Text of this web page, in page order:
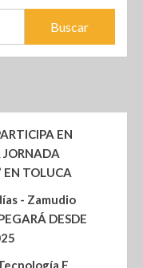
EN
JORNADA
EN TOLUCA
- Zamudio
DESDE
E